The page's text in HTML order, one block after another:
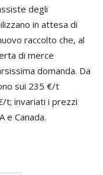
degli
in attesa di
raccolto che, al
di merce
domanda. Da
sui 235 €/t
t; invariati i prezzi
e Canada.